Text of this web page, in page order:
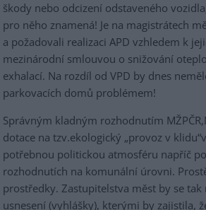
škody nebo odcizení odstaveného
pro něho znamená! Je na magistrátech
a požadovali realizaci APD vzhledem k
mezinárodní smlouvou o snižování
exhalací. Na rozdíl od VPD by dnes
parkovacích domů problémem!
Správným kladným rozhodnutím
dotace na tzv.ekologický „provoz v
potřebnou politickou atmosféru napříč
rozhodnutích na komunální úrovni.
prostředky. Zastupitelstva měst by se
usnesení (vyhlášky), kterými by zajistila,